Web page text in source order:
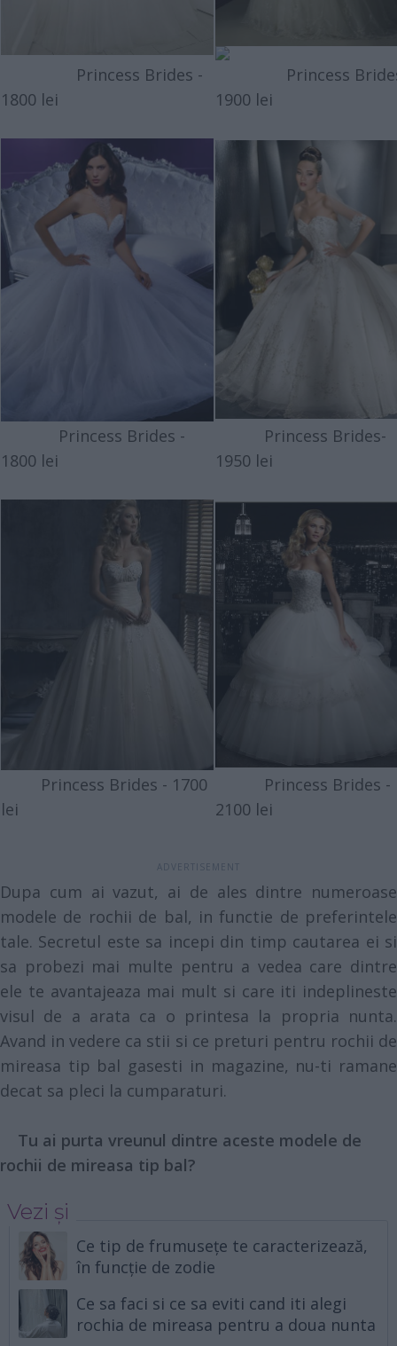
Princess Brides -
1800 lei
Princess
1900 lei
Princess Brides -
1800 lei
Princess Brides-
1950 lei
Princess Brides - 1700
lei
Princess Brides -
2100 lei
Dupa cum ai vazut, ai de ales dintre numeroase
modele de rochii de bal, in functie de preferintele
tale. Secretul este sa incepi din timp cautarea ei si
sa probezi mai multe pentru a vedea care dintre
ele te avantajeaza mai mult si care iti indeplineste
visul de a arata ca o printesa la propria nunta.
Avand in vedere ca stii si ce preturi pentru rochii de
mireasa tip bal gasesti in magazine, nu-ti ramane
decat sa pleci la cumparaturi.
Tu ai purta vreunul dintre aceste modele de
rochii de mireasa tip bal?
Vezi și
Ce tip de frumusețe te caracterizează,
în funcție de zodie
Ce sa faci si ce sa eviti cand iti alegi
rochia de mireasa pentru a doua nunta